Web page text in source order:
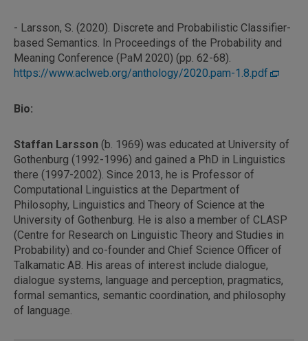
- Larsson, S. (2020). Discrete and Probabilistic Classifier-
based Semantics. In Proceedings of the Probability and
Meaning Conference (PaM 2020) (pp. 62-68).
https://www.aclweb.org/anthology/2020.pam-1.8.pdf
Bio:
Staffan Larsson (b. 1969) was educated at University of
Gothenburg (1992-1996) and gained a PhD in Linguistics
there (1997-2002). Since 2013, he is Professor of
Computational Linguistics at the Department of
Philosophy, Linguistics and Theory of Science at the
University of Gothenburg. He is also a member of CLASP
(Centre for Research on Linguistic Theory and Studies in
Probability) and co-founder and Chief Science Officer of
Talkamatic AB. His areas of interest include dialogue,
dialogue systems, language and perception, pragmatics,
formal semantics, semantic coordination, and philosophy
of language.